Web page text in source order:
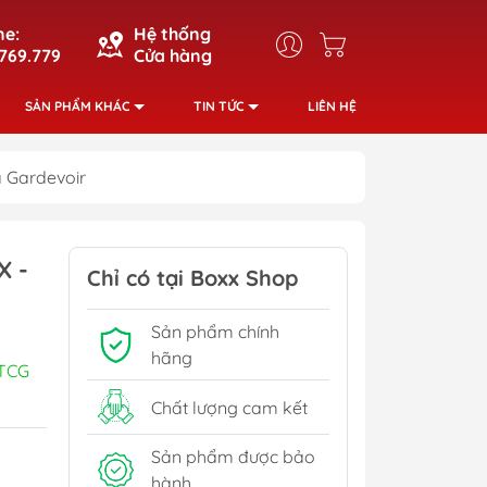
Hệ thống
Cửa hàng
SẢN PHẨM KHÁC TIN TỨC LIÊN HỆ
Gardevoir
- Chỉ có tại Boxx Shop
Sản phẩm chính
hãng
Chất lượng cam kết
Sản phẩm được bảo